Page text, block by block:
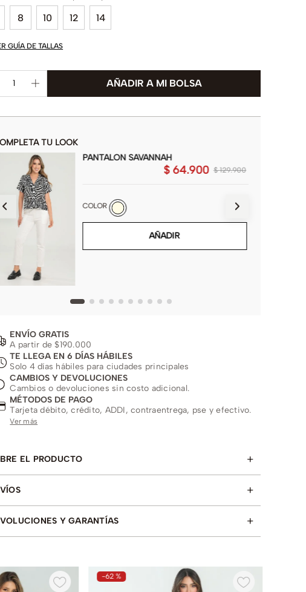
8 10 12 14
GUÍA DE TALLAS
TU LOOK
PANTALON SAVANNAH
$ 129.900
$ 64.900
COLOR
AÑADIR
ENVÍO GRATIS
A partir de $190.000
TE LLEGA EN 6 DÍAS HÁBILES
Solo 4 días hábiles para ciudades principales
CAMBIOS Y DEVOLUCIONES
Cambios o devoluciones sin costo adicional.
MÉTODOS DE PAGO
Tarjeta débito, crédito, ADDI, contraentrega, pse y efectivo.
Ver más
EL PRODUCTO +
+
Y GARANTÍAS
+
-62 %